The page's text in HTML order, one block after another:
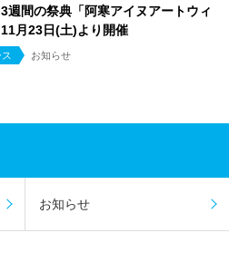
3週間の祭典「阿寒アイヌアートウィ
月23日(土)より開催
お知らせ
お知らせ